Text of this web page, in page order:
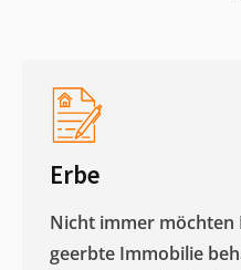
Erbe
Nicht immer möchten
geerbte Immobilie